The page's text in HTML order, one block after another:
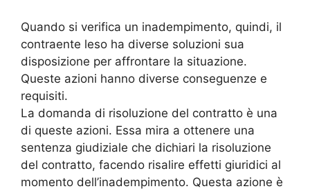
Quando si verifica un inadempimento, quindi, il
contraente leso ha diverse soluzioni sua
disposizione per affrontare la situazione.
Queste azioni hanno diverse conseguenze e
requisiti.
La domanda di risoluzione del contratto è una
di queste azioni. Essa mira a ottenere una
sentenza giudiziale che dichiari la risoluzione
del contratto, facendo risalire effetti giuridici al
momento dell’inadempimento. Questa azione è